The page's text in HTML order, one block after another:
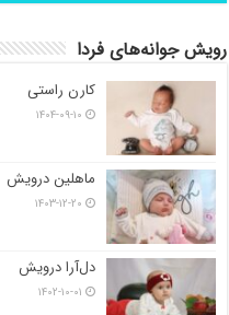
رویش جوانه‌های فردا
کارن راستی
۱۴۰۴-۰۹-۱۰
ماهلین درویش
۱۴۰۳-۱۲-۲۰
دل‌آرا درویش
۱۴۰۲-۱۰-۰۱